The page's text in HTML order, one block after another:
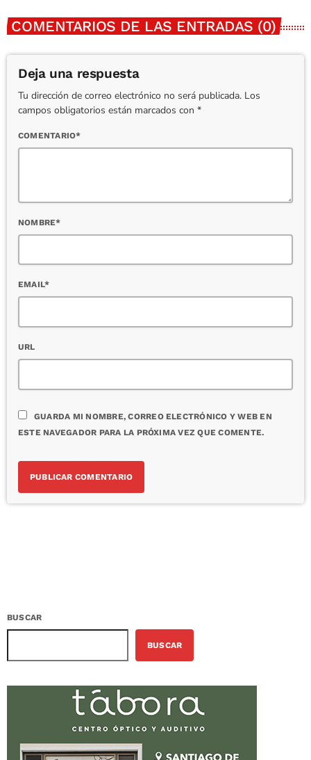
COMENTARIOS DE LAS ENTRADAS (0)
Deja una respuesta
Tu dirección de correo electrónico no será publicada. Los
campos obligatorios están marcados con *
COMENTARIO*
NOMBRE*
EMAIL*
URL
GUARDA MI NOMBRE, CORREO ELECTRÓNICO Y WEB EN
ESTE NAVEGADOR PARA LA PRÓXIMA VEZ QUE COMENTE.
BUSCAR
BUSCAR